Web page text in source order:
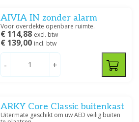
AIVIA IN zonder alarm
Voor overdekte openbare ruimte.
€ 114,88 excl. btw
€ 139,00 incl. btw
- +
ARKY Core Classic buitenkast
Uitermate geschikt om uw AED veilig buiten